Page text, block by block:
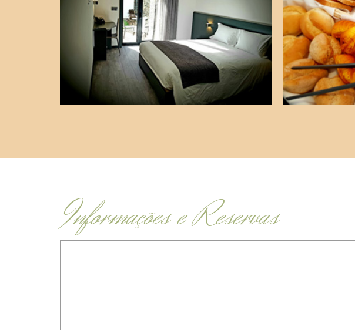
Informações e Reservas